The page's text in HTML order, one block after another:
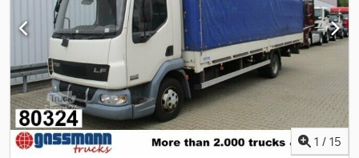
1 / 15